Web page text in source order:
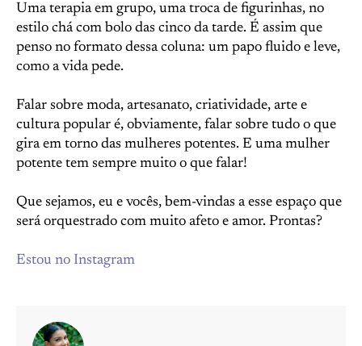
Uma terapia em grupo, uma troca de figurinhas, no
estilo chá com bolo das cinco da tarde. É assim que
penso no formato dessa coluna: um papo fluido e leve,
como a vida pede.
Falar sobre moda, artesanato, criatividade, arte e
cultura popular é, obviamente, falar sobre tudo o que
gira em torno das mulheres potentes. E uma mulher
potente tem sempre muito o que falar!
Que sejamos, eu e vocês, bem-vindas a esse espaço que
será orquestrado com muito afeto e amor. Prontas?
Estou no Instagram